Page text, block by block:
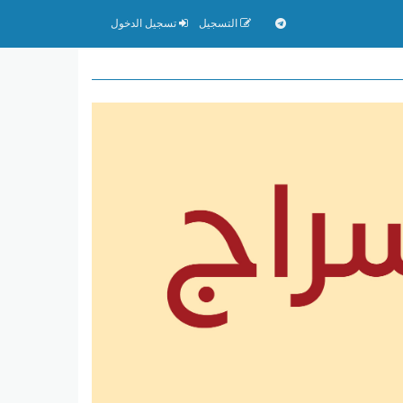
التسجيل تسجيل الدخول